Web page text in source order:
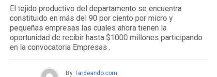
El tejido productivo del departamento se encuentra
constituido en más del 90 por ciento por micro y
pequeñas empresas las cuales ahora tienen la
oportunidad de recibir hasta $1000 millones participando
en la convocatoria Empresas .
By Tardeando.com